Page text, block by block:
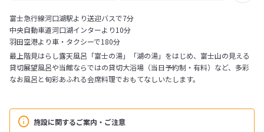
富士急行線河口湖駅より送迎バスで7分
中央自動車道河口湖インターより10分
羽田空港より車・タクシーで180分
施設に関するご案内・ご注意
最上階見はらし露天風呂「富士の湯」「湖の湯」をはじめ、富士山の見える
貸切展望風呂や当館ならではの貸切大浴場（当日予約制・有料）など、多彩
なお風呂と旬彩あふれる会席料理でおもてなしいたします。